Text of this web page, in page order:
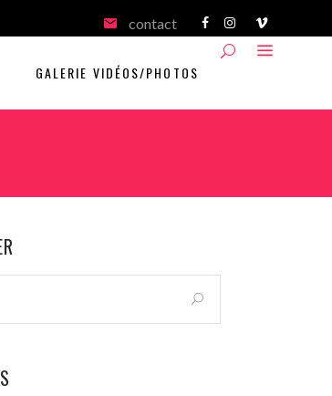
contact
GALERIE VIDÉOS/PHOTOS